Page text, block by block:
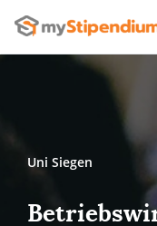
Uni Siegen